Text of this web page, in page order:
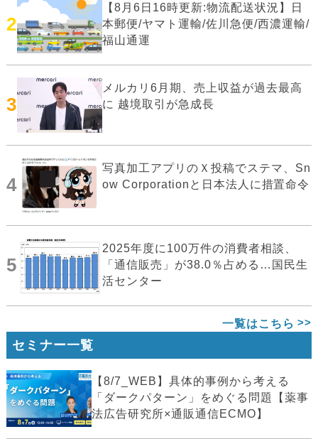
2
【8月6日16時更新:物流配送状況】日
本郵便/ヤマト運輸/佐川急便/西濃運輸/
福山通運
3
メルカリ6月期、売上収益が過去最高
に 越境取引が急成長
4
写真加工アプリのＸ投稿でステマ、Sn
ow Corporationと日本法人に措置命令
5
2025年度に100万件の消費者相談、
「通信販売」が38.0％占める…国民生
活センター
一覧はこちら
セミナー一覧
【8/7_WEB】具体的事例から考える
「ダークパターン」をめぐる問題【薬事
法広告研究所×通販通信ECMO】